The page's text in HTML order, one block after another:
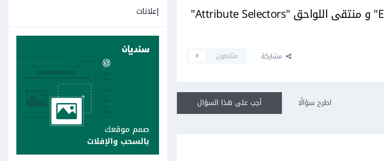
ما هي خصائص منتقى العناصر "Element Selector" و منتقى اللواحق "Attribute Selectors"
مشاركة متابعون 0
أجب على هذا السؤال اطرح سؤالًا
إعلانات